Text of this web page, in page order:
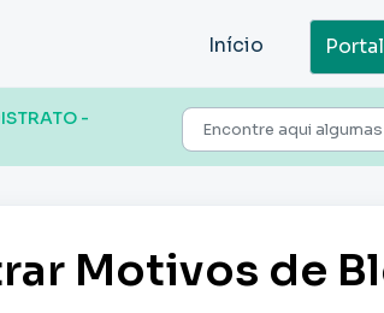
Início
-
Motivos de